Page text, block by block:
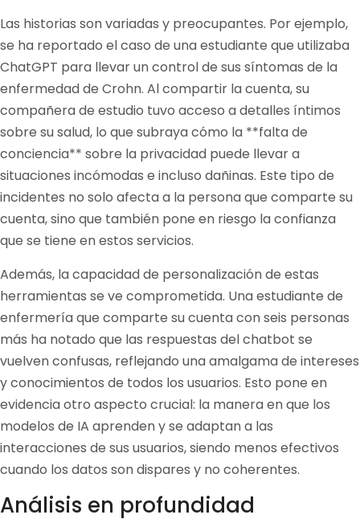
Las historias son variadas y preocupantes. Por ejemplo,
se ha reportado el caso de una estudiante que utilizaba
ChatGPT para llevar un control de sus síntomas de la
enfermedad de Crohn. Al compartir la cuenta, su
compañera de estudio tuvo acceso a detalles íntimos
sobre su salud, lo que subraya cómo la **falta de
conciencia** sobre la privacidad puede llevar a
situaciones incómodas e incluso dañinas. Este tipo de
incidentes no solo afecta a la persona que comparte su
cuenta, sino que también pone en riesgo la confianza
que se tiene en estos servicios.
Además, la capacidad de personalización de estas
herramientas se ve comprometida. Una estudiante de
enfermería que comparte su cuenta con seis personas
más ha notado que las respuestas del chatbot se
vuelven confusas, reflejando una amalgama de intereses
y conocimientos de todos los usuarios. Esto pone en
evidencia otro aspecto crucial: la manera en que los
modelos de IA aprenden y se adaptan a las
interacciones de sus usuarios, siendo menos efectivos
cuando los datos son dispares y no coherentes.
Análisis en profundidad